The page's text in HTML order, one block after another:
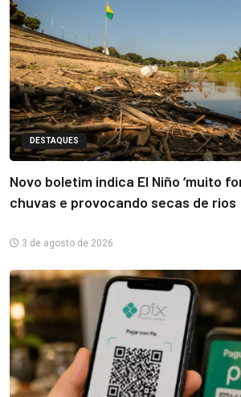
DESTAQUES
Novo boletim indica El Niño ‘muito
chuvas e provocando secas de rios
3 de agosto de 2026